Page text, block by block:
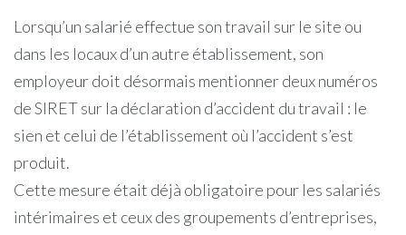
Lorsqu’un salarié effectue son travail sur le site ou
dans les locaux d’un autre établissement, son
employeur doit désormais mentionner deux numéros
de SIRET sur la déclaration d’accident du travail : le
sien et celui de l’établissement où l’accident s’est
produit.
Cette mesure était déjà obligatoire pour les salariés
intérimaires et ceux des groupements d’entreprises,